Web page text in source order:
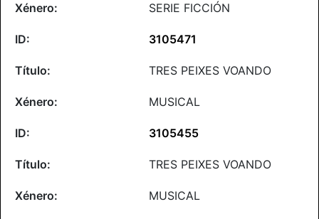
SERIE FICCIÓN
3105471
TRES PEIXES VOANDO
MUSICAL
3105455
TRES PEIXES VOANDO
MUSICAL